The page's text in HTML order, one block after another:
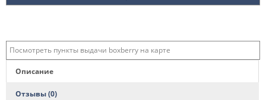
Посмотреть пункты выдачи boxberry на карте
Описание
Отзывы (0)